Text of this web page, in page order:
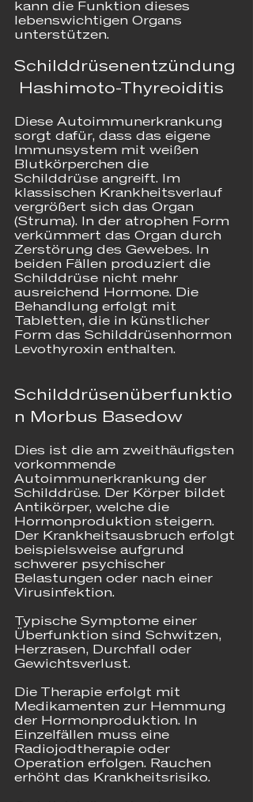
kann die Funktion dieses
lebenswichtigen Organs
unterstützen.
Schilddrüsenentzündung
Hashimoto-Thyreoiditis
Diese Autoimmunerkrankung
sorgt dafür, dass das eigene
Immunsystem mit weißen
Blutkörperchen die
Schilddrüse angreift. Im
klassischen Krankheitsverlauf
vergrößert sich das Organ
(Struma). In der atrophen Form
verkümmert das Organ durch
Zerstörung des Gewebes. In
beiden Fällen produziert die
Schilddrüse nicht mehr
ausreichend Hormone. Die
Behandlung erfolgt mit
Tabletten, die in künstlicher
Form das Schilddrüsenhormon
Levothyroxin enthalten.
Schilddrüsenüberfunktio
n Morbus Basedow
Dies ist die am zweithäufigsten
vorkommende
Autoimmunerkrankung der
Schilddrüse. Der Körper bildet
Antikörper, welche die
Hormonproduktion steigern.
Der Krankheitsausbruch erfolgt
beispielsweise aufgrund
schwerer psychischer
Belastungen oder nach einer
Virusinfektion.
Typische Symptome einer
Überfunktion sind Schwitzen,
Herzrasen, Durchfall oder
Gewichtsverlust.
Die Therapie erfolgt mit
Medikamenten zur Hemmung
der Hormonproduktion. In
Einzelfällen muss eine
Radiojodtherapie oder
Operation erfolgen. Rauchen
erhöht das Krankheitsrisiko.